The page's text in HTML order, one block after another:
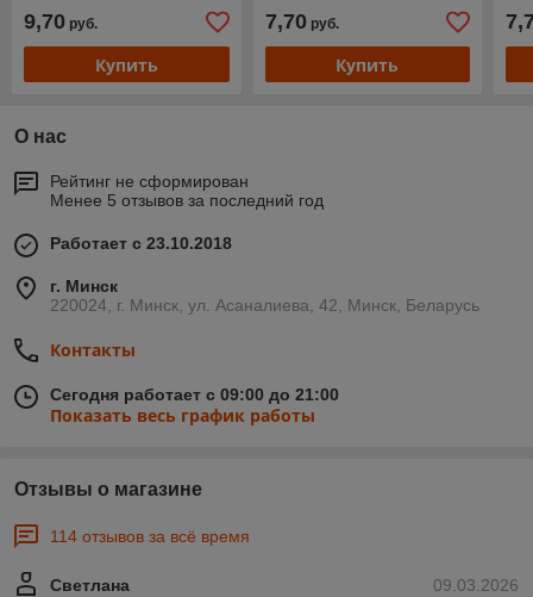
9,70 руб.
Купить
7,70руб.
Купить
О нас
Рейтинг не сформирован
Менее 5 отзывов за последний год
Работает с 23.10.2018
г. Минск
220024, г. Минск, ул. Асаналиева, 42, Минск, Беларусь
Контакты
Сегодня работает с 09:00 до 21:00
Показать весь график работы
Отзывы о магазине
114 отзывов за всё время
09.03.2026
Светлана